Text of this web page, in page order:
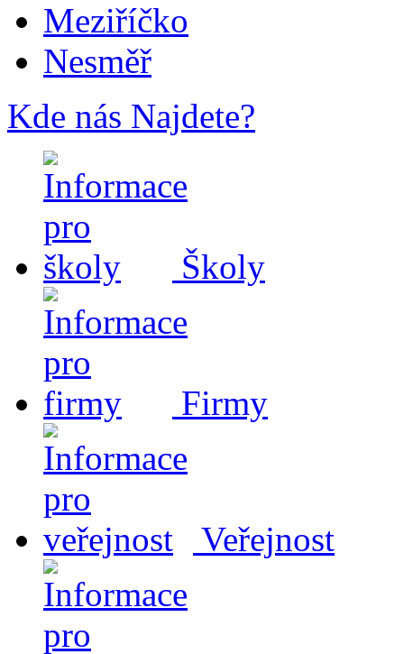
Meziříčko
Nesměř
Kde nás Najdete?
Školy
Firmy
Veřejnost